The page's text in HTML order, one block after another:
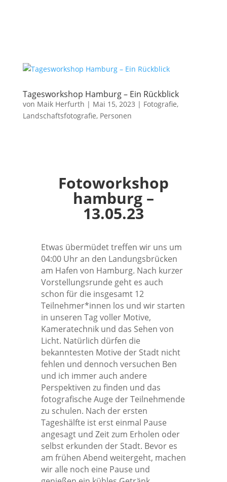
Tagesworkshop Hamburg – Ein Rückblick
von Maik Herfurth | Mai 15, 2023 | Fotografie,
Landschaftsfotografie, Personen
Fotoworkshop
hamburg –
13.05.23
Etwas übermüdet treffen wir uns um
04:00 Uhr an den Landungsbrücken
am Hafen von Hamburg. Nach kurzer
Vorstellungsrunde geht es auch
schon für die insgesamt 12
Teilnehmer*innen los und wir starten
in unseren Tag voller Motive,
Kameratechnik und das Sehen von
Licht. Natürlich dürfen die
bekanntesten Motive der Stadt nicht
fehlen und dennoch versuchen Ben
und ich immer auch andere
Perspektiven zu finden und das
fotografische Auge der Teilnehmende
zu schulen. Nach der ersten
Tageshälfte ist erst einmal Pause
angesagt und Zeit zum Erholen oder
selbst erkunden der Stadt. Bevor es
am frühen Abend weitergeht, machen
wir alle noch eine Pause und